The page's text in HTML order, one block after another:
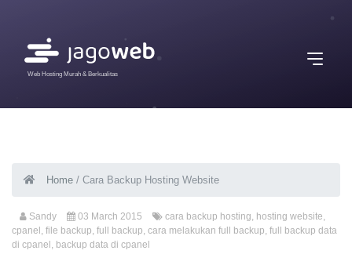
Web Hosting Murah & Berkualitas
Home / Cara Backup Hosting Website
Sandy 03 March 2015 cara backup hosting, hosting website,
cpanel , file backup, full backup, cara melakukan full backup, full backup data
di cpanel , backup data di cpanel